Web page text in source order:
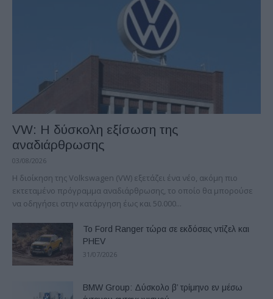
VW: Η δύσκολη εξίσωση της
αναδιάρθρωσης
03/08/2026
Η διοίκηση της Volkswagen (VW) εξετάζει ένα νέο, ακόμη πιο
εκτεταμένο πρόγραμμα αναδιάρθρωσης, το οποίο θα μπορούσε
να οδηγήσει στην κατάργηση έως και 50.000...
Το Ford Ranger τώρα σε εκδόσεις ντίζελ και
PHEV
31/07/2026
BMW Group: Δύσκολο β’ τρίμηνο εν μέσω